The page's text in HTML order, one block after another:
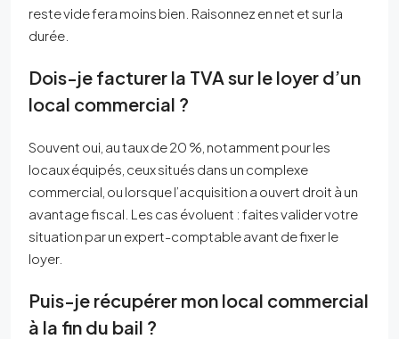
reste vide fera moins bien. Raisonnez en net et sur la
durée.
Dois-je facturer la TVA sur le loyer d’un
local commercial ?
Souvent oui, au taux de 20 %, notamment pour les
locaux équipés, ceux situés dans un complexe
commercial, ou lorsque l’acquisition a ouvert droit à un
avantage fiscal. Les cas évoluent : faites valider votre
situation par un expert-comptable avant de fixer le
loyer.
Puis-je récupérer mon local commercial
à la fin du bail ?